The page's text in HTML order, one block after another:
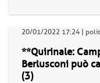
20/01/2022 17:24 |
**Quirinale:
Berlusconi può
(3)